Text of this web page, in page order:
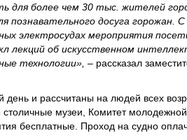
для более чем 30 тыс. жителей
познавательного досуга горожан.
электросудах мероприятия
лекций об искусственном
технологии», – рассказал
и рассчитаны на людей всех
музеи, Комитет
бесплатные. Проход на судно